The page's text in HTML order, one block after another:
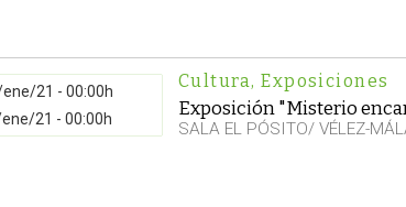
ene/21 - 00:00h
21 - 00:00h
Cultura, Exposiciones
Exposición "Misterio
SALA EL PÓSITO/ VÉLEZ-